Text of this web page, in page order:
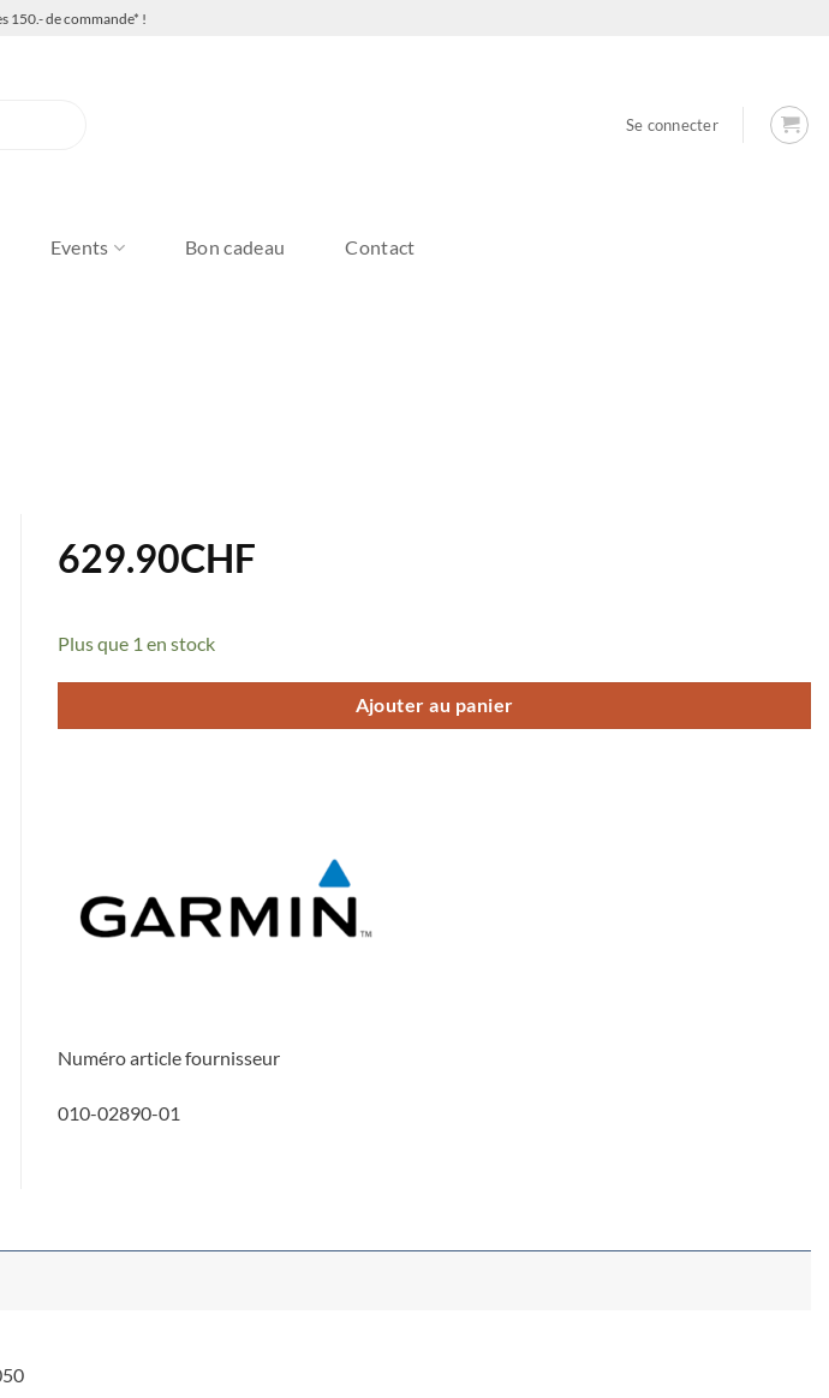
150.- de commande* !
Se connecter
Events Bon cadeau Contact
629.90CHF
Plus que 1 en stock
Ajouter au panier
Numéro article fournisseur
010-02890-01